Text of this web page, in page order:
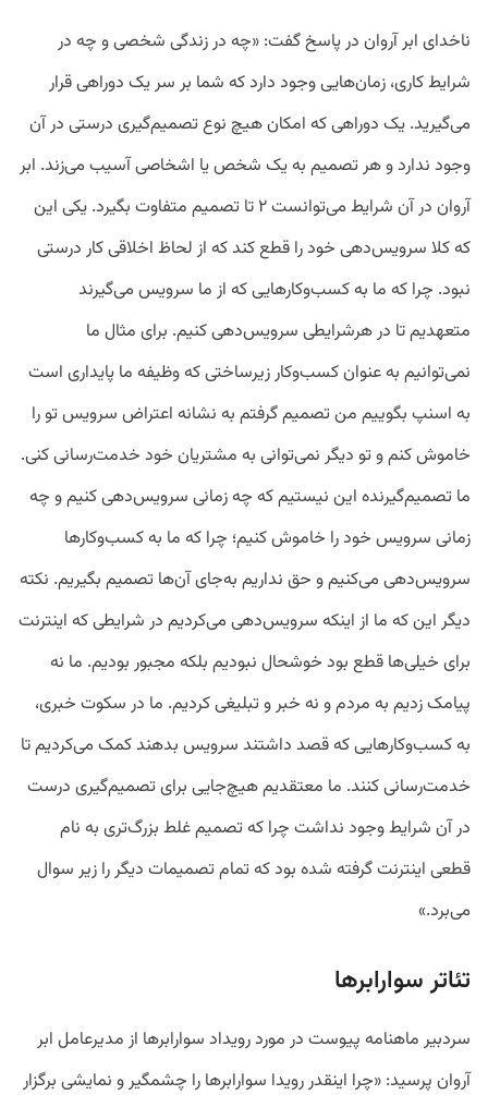
ناخدای ابر آروان در پاسخ گفت: «چه در زندگی شخصی و چه در
شرایط کاری، زمان‌هایی وجود دارد که شما بر سر یک دوراهی قرار
می‌گیرید. یک دوراهی که امکان هیچ نوع تصمیم‌گیری درستی در آن
وجود ندارد و هر تصمیم به یک شخص یا اشخاصی آسیب می‌زند. ابر
آروان در آن شرایط می‌توانست ۲ تا تصمیم متفاوت بگیرد. یکی این
که کلا سرویس‌دهی خود را قطع کند که از لحاظ اخلاقی کار درستی
نبود. چرا که ما به کسب‌‌وکار‌هایی که از ما سرویس‌ می‌گیرند
متعهدیم تا در هرشرایطی سرویس‌دهی کنیم. برای مثال ما
نمی‌توانیم به عنوان کسب‌وکار زیرساختی که وظیفه ما پایداری است
به اسنپ بگوییم من تصمیم گرفتم به نشانه اعتراض سرویس تو را
خاموش کنم و تو دیگر نمی‌توانی به مشتریان خود خدمت‌رسانی کنی.
ما تصمیم‌گیرنده این نیستیم که چه زمانی سرویس‌دهی کنیم و چه
زمانی سرویس خود را خاموش کنیم؛ چرا که ما به کسب‌وکار‌ها
سرویس‌دهی می‌کنیم و حق نداریم به‌جای آن‌ها تصمیم بگیریم. نکته
دیگر این که ما از اینکه سرویس‌دهی می‌کردیم در شرایطی که اینترنت
برای خیلی‌ها قطع بود خوشحال نبودیم بلکه مجبور بودیم. ما نه
پیامک زدیم به مردم و نه خبر و تبلیغی کردیم. ما در سکوت خبری،
به کسب‌‌وکار‌هایی که قصد داشتند سرویس‌ بدهند کمک می‌کردیم تا
خدمت‌رسانی کنند. ما معتقدیم هیچ‌جایی برای تصمیم‌گیری درست
در آن شرایط وجود نداشت چرا که تصمیم غلط بزرگ‌تری به نام
قطعی اینترنت گرفته شده بود که تمام تصمیمات دیگر را زیر سوال
می‌برد.»
تئاتر سوارابرها
سردبیر ماهنامه پیوست در مورد رویداد سوارابرها از مدیرعامل ابر
آروان پرسید: «چرا اینقدر رویدا سوارابرها را چشمگیر و نمایشی برگزار